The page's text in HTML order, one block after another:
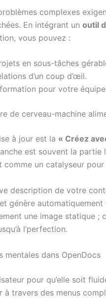
complexes
En intégrant un outil
vous pouvez :
en sous-tâches
d’un coup d’œil.
pour votre
de cerveau-machine
à jour est la « Créez
est souvent la
comme un catalyseur pour
description de votre
génère
une image statique ;
l’perfection.
mentales dans OpenDocs
pour qu’elle soit
travers des menus